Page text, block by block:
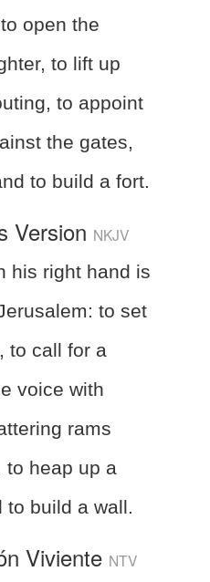
open the
to lift up
to appoint
the gates,
to build a fort.
Version NKJV
his right hand is
to set
to call for a
voice with
rams
to heap up a
to build a wall.
Viviente NTV